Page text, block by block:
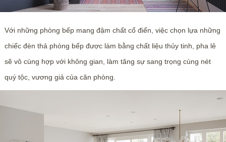
Với những phòng bếp mang đậm chất cổ điển, việc chọn lựa những
chiếc đèn thả phòng bếp được làm bằng chất liệu thủy tinh, pha lê
sẽ vô cùng hợp với không gian, làm tăng sự sang trọng cùng nét
quý tộc, vương giả của căn phòng.